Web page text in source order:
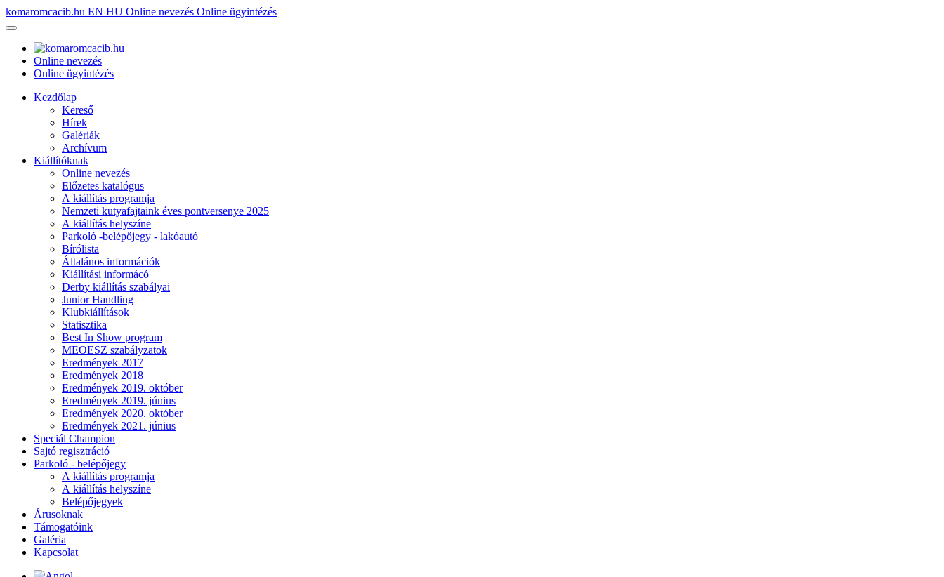
komaromcacib.hu EN HU Online nevezés Online ügyintézés
Online nevezés
Online ügyintézés
Kezdőlap
Kereső
Hírek
Galériák
Archívum
Kiállítóknak
Online nevezés
Előzetes katalógus
A kiállítás programja
Nemzeti kutyafajtaink éves pontversenye 2025
A kiállítás helyszíne
Parkoló -belépőjegy - lakóautó
Bírólista
Általános információk
Kiállítási informácó
Derby kiállítás szabályai
Junior Handling
Klubkiállítások
Statisztika
Best In Show program
MEOESZ szabályzatok
Eredmények 2017
Eredmények 2018
Eredmények 2019. október
Eredmények 2019. június
Eredmények 2020. október
Eredmények 2021. június
Speciál Champion
Sajtó regisztráció
Parkoló - belépőjegy
A kiállítás programja
A kiállítás helyszíne
Belépőjegyek
Árusoknak
Támogatóink
Galéria
Kapcsolat